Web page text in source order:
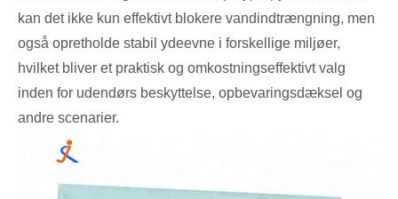
kan det ikke kun effektivt blokere vandindtrængning, men
også opretholde stabil ydeevne i forskellige miljøer,
hvilket bliver et praktisk og omkostningseffektivt valg
inden for udendørs beskyttelse, opbevaringsdæksel og
andre scenarier.